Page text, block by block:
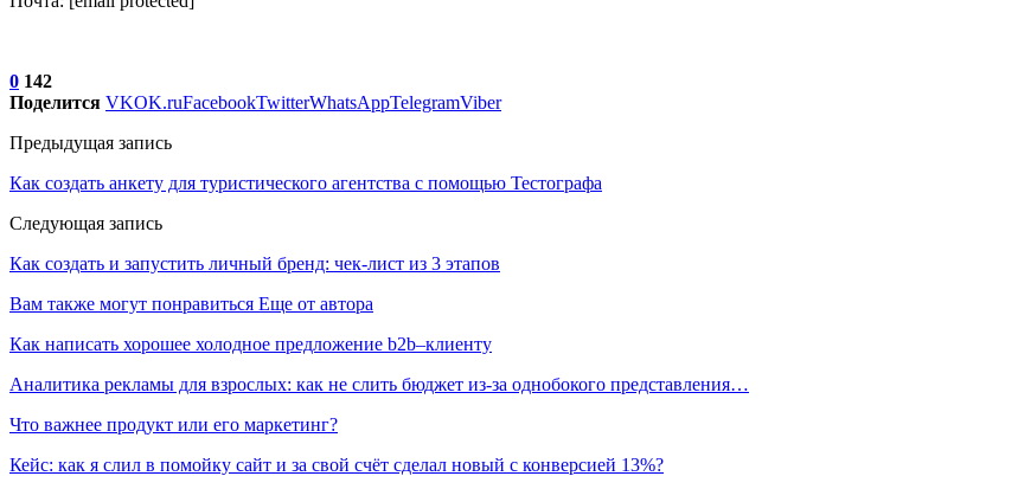
0 142
Поделится VKOK.ruFacebookTwitterWhatsAppTelegramViber
Предыдущая запись
Как создать анкету для туристического агентства с помощью Тестографа
Следующая запись
Как создать и запустить личный бренд: чек-лист из 3 этапов
Вам также могут понравиться Еще от автора
Как написать хорошее холодное предложение b2b–клиенту
Аналитика рекламы для взрослых: как не слить бюджет из-за однобокого представления…
Что важнее продукт или его маркетинг?
Кейс: как я слил в помойку сайт и за свой счёт сделал новый с конверсией 13%?